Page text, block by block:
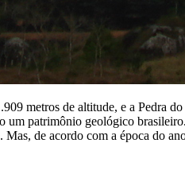
metros de altitude, e a Pedra
um patrimônio geológico
de acordo com a época do